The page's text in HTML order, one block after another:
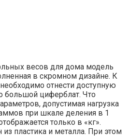
весов для дома модель
в скромном дизайне. К
отнести доступную
большой циферблат. Что
допустимая нагрузка
при шкале деления в 1
только в «кг».
пластика и металла. При этом